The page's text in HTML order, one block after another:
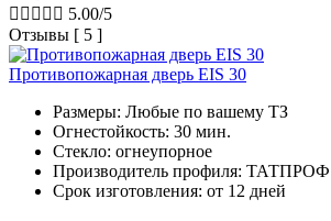
     5.00/5
Отзывы [ 5 ]
Противопожарная дверь EIS 30
Размеры: Любые по вашему ТЗ
Огнестойкость: 30 мин.
Стекло: огнеупорное
Производитель профиля:
Срок изготовления: от 12 дней